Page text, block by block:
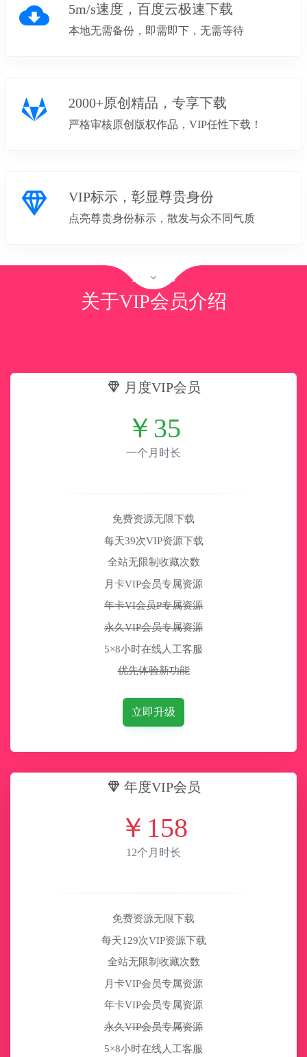
5m/s速度，百度云极速下载
本地无需备份，即需即下，无需等待
2000+原创精品，专享下载
严格审核原创版权作品，VIP任性下载！
VIP标示，彰显尊贵身份
点亮尊贵身份标示，散发与众不同气质
PRICING
关于VIP会员介绍
月度VIP会员
￥ 35
一个月时长
免费资源无限下载
每天39次VIP资源下载
全站无限制收藏次数
月卡VIP会员专属资源
年卡VI会员P专属资源
永久VIP会员专属资源
5×8小时在线人工客服
优先体验新功能
立即升级
年度VIP会员
￥ 158
12个月时长
免费资源无限下载
每天129次VIP资源下载
全站无限制收藏次数
月卡VIP会员专属资源
年卡VIP会员专属资源
永久VIP会员专属资源
5×8小时在线人工客服